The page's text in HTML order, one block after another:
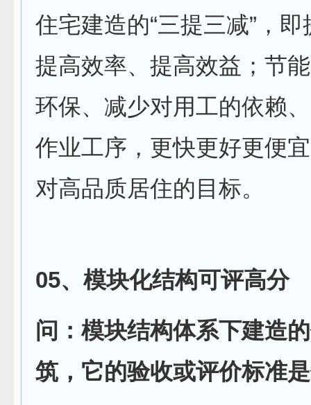
住宅建造的“三提三减”，
提高效率、提高效益；节
环保、减少对用工的依赖
作业工序，更快更好更便
对高品质居住的目标。
05、模块化结构可评高分
问：模块结构体系下建造
筑，它的验收或评价标准